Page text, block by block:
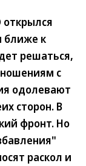
ближе к
решаться,
с
одолевают
сторон. В
фронт. Но
раскол и